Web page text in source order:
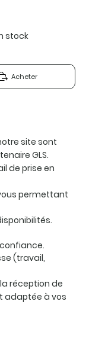
stock
Acheter
site sont
GLS.
de prise en
permettant
(travail,
réception de
adaptée à vos